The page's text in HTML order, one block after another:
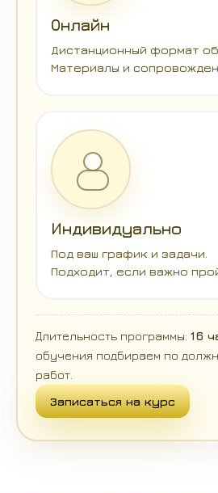
Онлайн
Дистанционный формат
Материалы и
Индивидуально
Под ваш график и задачи.
Подходит, если важно
Длительность программы: 16
обучения подбираем по
работ.
Записаться на курс